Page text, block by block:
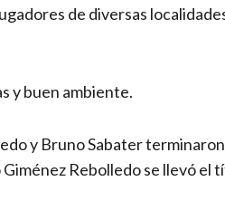
de diversas
y buen ambiente.
y Bruno Sabater
Rebolledo se llevó el